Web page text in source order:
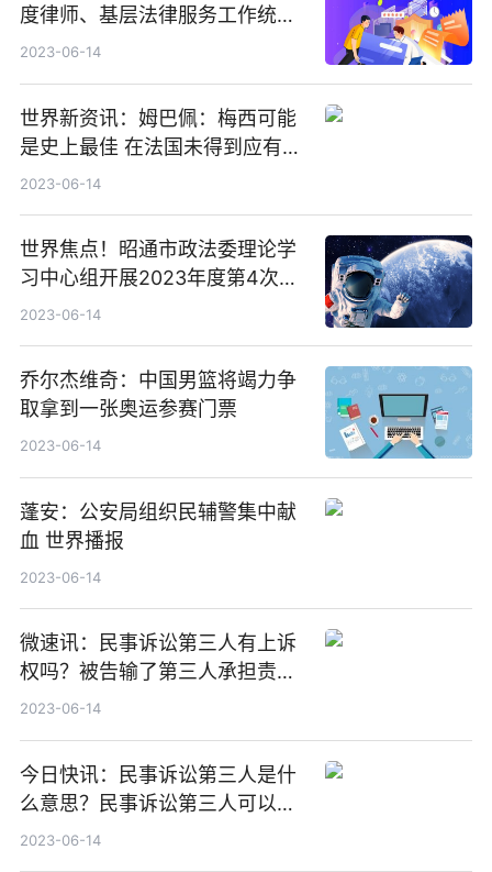
度律师、基层法律服务工作统计
分析》 全国执业律师超65万人
2023-06-14
世界新资讯：姆巴佩：梅西可能
是史上最佳 在法国未得到应有尊
重
2023-06-14
世界焦点！昭通市政法委理论学
习中心组开展2023年度第4次集
中学习
2023-06-14
乔尔杰维奇：中国男篮将竭力争
取拿到一张奥运参赛门票
2023-06-14
蓬安：公安局组织民辅警集中献
血 世界播报
2023-06-14
微速讯：民事诉讼第三人有上诉
权吗？被告输了第三人承担责任
吗？
2023-06-14
今日快讯：民事诉讼第三人是什
么意思？民事诉讼第三人可以不
出庭吗？
2023-06-14